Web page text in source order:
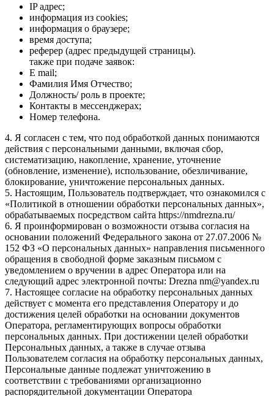
IP адрес;
информация из cookies;
информация о браузере;
время доступа;
реферер (адрес предыдущей страницы).
также при подаче заявок:
E mail;
Фамилия Имя Отчество;
Должность/ роль в проекте;
Контакты в мессенджерах;
Номер телефона.
4. Я согласен с тем, что под обработкой данных понимаются
действия с персональными данными, включая сбор,
систематизацию, накопление, хранение, уточнение
(обновление, изменение), использование, обезличивание,
блокирование, уничтожение персональных данных.
5. Настоящим, Пользователь подтверждает, что ознакомился с
«Политикой в отношении обработки персональных данных»,
обрабатываемых посредством сайта https://nmdrezna.ru/
6. Я проинформирован о возможности отзыва согласия на
основании положений Федерального закона от 27.07.2006 №
152 ФЗ «О персональных данных» направления письменного
обращения в свободной форме заказным письмом с
уведомлением о вручении в адрес Оператора или на
следующий адрес электронной почты: Drezna nm@yandex.ru
7. Настоящее согласие на обработку персональных данных
действует с момента его представления Оператору и до
достижения целей обработки на основании документов
Оператора, регламентирующих вопросы обработки
персональных данных. При достижении целей обработки
Персональных данных, а также в случае отзыва
Пользователем согласия на обработку персональных данных,
Персональные данные подлежат уничтожению в
соответствии с требованиями организационно
распорядительной документации Оператора